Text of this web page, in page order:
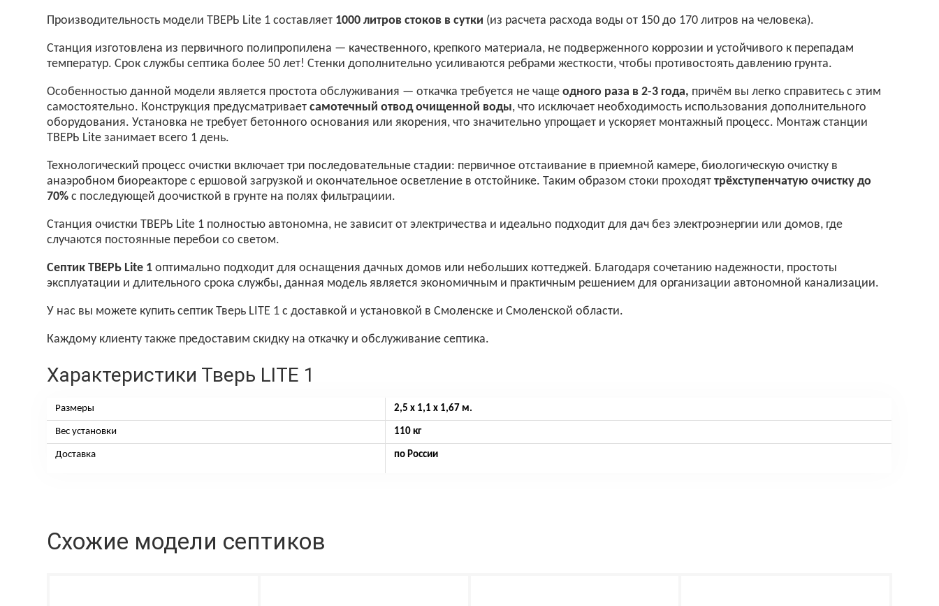
Производительность модели ТВЕРЬ Lite 1 составляет 1000 литров стоков в сутки (из расчета расхода воды от 150 до 170 литров на человека).
Станция изготовлена из первичного полипропилена — качественного, крепкого материала, не подверженного коррозии и устойчивого к перепадам
температур. Срок службы септика более 50 лет! Стенки дополнительно усиливаются ребрами жесткости, чтобы противостоять давлению грунта.
Особенностью данной модели является простота обслуживания — откачка требуется не чащеодного раза в 2-3 года, причём вы легко справитесь с этим
самостоятельно. Конструкция предусматриваетсамотечный отвод очищенной воды, что исключает необходимость использования дополнительного
оборудования. Установка не требует бетонного основания или якорения, что значительно упрощает и ускоряет монтажный процесс. Монтаж станции
ТВЕРЬ Lite занимает всего 1 день.
Технологический процесс очистки включает три последовательные стадии: первичное отстаивание в приемной камере, биологическую очистку в
анаэробном биореакторе с ершовой загрузкой и окончательное осветление в отстойнике. Таким образом стоки проходяттрёхступенчатую очистку до
70% с последующей доочисткой в грунте на полях фильтрациии.
Станция очистки ТВЕРЬ Lite 1 полностью автономна, не зависит от электричества и идеально подходит для дач без электроэнергии или домов, где
случаются постоянные перебои со светом.
Септик ТВЕРЬ Lite 1 оптимально подходит для оснащения дачных домов или небольших коттеджей. Благодаря сочетанию надежности, простоты
эксплуатации и длительного срока службы, данная модель является экономичным и практичным решением для организации автономной канализации.
У нас вы можете купить септик Тверь LITE 1 с доставкой и установкой в Смоленске и Смоленской области.
Каждому клиенту также предоставим скидку на откачку и обслуживание септика.
Характеристики Тверь LITE 1
Размеры 2,5 х 1,1 х 1,67 м.
Вес установки 110 кг
Доставка по России
Схожие модели септиков